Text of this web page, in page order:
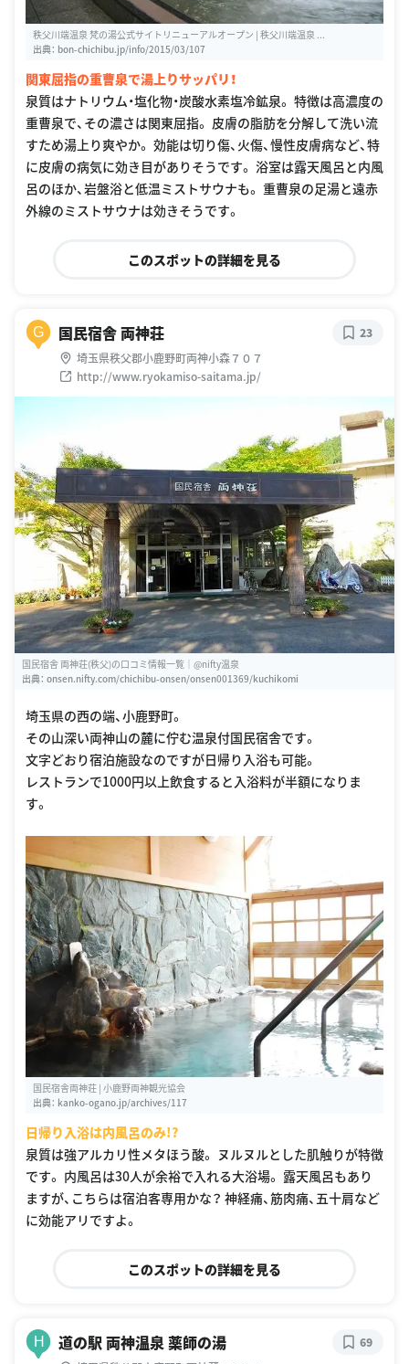
秩父川端温泉 梵の湯公式サイトリニューアルオープン | 秩父川端温泉 ...
出典： bon-chichibu.jp/info/2015/03/107
関東屈指の重曹泉で湯上りサッパリ！
泉質はナトリウム・塩化物・炭酸水素塩冷鉱泉。 特徴は高濃度の
重曹泉で、その濃さは関東屈指。 皮膚の脂肪を分解して洗い流
すため湯上り爽やか。 効能は切り傷、火傷、慢性皮膚病など、特
に皮膚の病気に効き目がありそうです。 浴室は露天風呂と内風
呂のほか、岩盤浴と低温ミストサウナも。 重曹泉の足湯と遠赤
外線のミストサウナは効きそうです。
このスポットの詳細を見る
G 国民宿舎 両神荘
埼玉県秩父郡小鹿野町両神小森７０７
http://www.ryokamiso-saitama.jp/
23
国民宿舎 両神荘(秩父)の口コミ情報一覧｜@nifty温泉
出典： onsen.nifty.com/chichibu-onsen/onsen001369/kuchikomi
埼玉県の西の端、小鹿野町。
その山深い両神山の麓に佇む温泉付国民宿舎です。
文字どおり宿泊施設なのですが日帰り入浴も可能。
レストランで1000円以上飲食すると入浴料が半額になりま
す。
国民宿舎両神荘 | 小鹿野両神観光協会
出典： kanko-ogano.jp/archives/117
日帰り入浴は内風呂のみ!?
泉質は強アルカリ性メタほう酸。 ヌルヌルとした肌触りが特徴
です。 内風呂は30人が余裕で入れる大浴場。 露天風呂もあり
ますが、こちらは宿泊客専用かな？ 神経痛、筋肉痛、五十肩など
に効能アリですよ。
このスポットの詳細を見る
H 道の駅 両神温泉 薬師の湯 69